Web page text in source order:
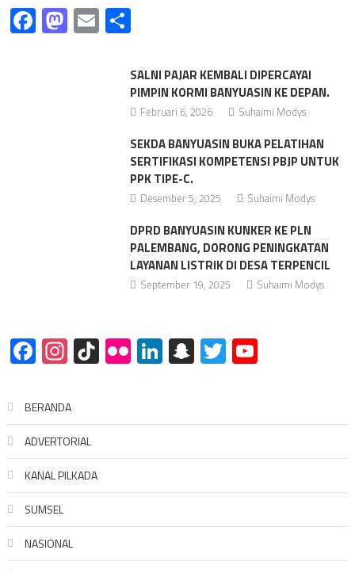
Facebook
Mastodon
EmailShare
SALNI PAJAR KEMBALI DIPERCAYAI
PIMPIN KORMI BANYUASIN KE DEPAN.
Februari 6, 2026 Suhaimi Modys
SEKDA BANYUASIN BUKA PELATIHAN
SERTIFIKASI KOMPETENSI PBJP UNTUK
PPK TIPE-C.
Desember 5, 2025 Suhaimi Modys
DPRD BANYUASIN KUNKER KE PLN
PALEMBANG, DORONG PENINGKATAN
LAYANAN LISTRIK DI DESA TERPENCIL
September 19, 2025 Suhaimi Modys
Facebook
Instagram
TikTok
FlickrLinkedIn
Snapchat
TwitterYouTube
BERANDA
ADVERTORIAL
KANAL PILKADA
SUMSEL
NASIONAL